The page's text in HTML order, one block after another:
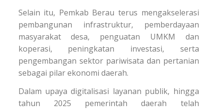
Selain itu, Pemkab Berau terus mengakselerasi
pembangunan infrastruktur, pemberdayaan
masyarakat desa, penguatan UMKM dan
koperasi, peningkatan investasi, serta
pengembangan sektor pariwisata dan pertanian
sebagai pilar ekonomi daerah.
Dalam upaya digitalisasi layanan publik, hingga
tahun 2025 pemerintah daerah telah